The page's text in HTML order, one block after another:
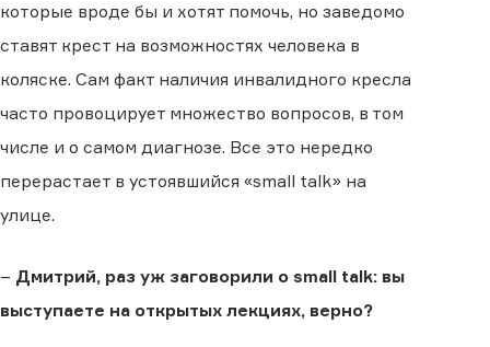
которые вроде бы и хотят помочь, но заведомо
ставят крест на возможностях человека в
коляске. Сам факт наличия инвалидного кресла
часто провоцирует множество вопросов, в том
числе и о самом диагнозе. Все это нередко
перерастает в устоявшийся «small talk» на
улице.
– Дмитрий, раз уж заговорили о small talk: вы
выступаете на открытых лекциях, верно?